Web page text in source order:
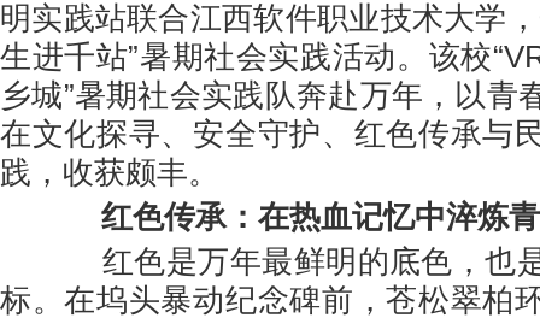
明实践站联合江西软件职业技术大学
生进千站”暑期社会实践活动。该校
乡城”暑期社会实践队奔赴万年，以青
在文化探寻、安全守护、红色传承与
践，收获颇丰。
红色传承：在热血记忆中淬炼
红色是万年最鲜明的底色，也
标。在坞头暴动纪念碑前，苍松翠柏